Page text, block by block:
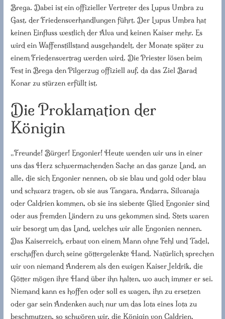
Brega. Dabei ist ein offizieller Vertreter des Lupus Umbra zu
Gast, der Friedensverhandlungen führt. Der Lupus Umbra hat
keinen Einfluss westlich der Alva und keinen Kaiser mehr. Es
wird ein Waffenstillstand ausgehandelt, der Monate später zu
einem Friedensvertrag werden wird. Die Priester lösen beim
Fest in Brega den Pilgerzug offiziell auf, da das Ziel Barad
Konar zu stürzen erfüllt ist.
Die Proklamation der
Königin
„Freunde! Bürger! Engonier! Heute wenden wir uns in einer
uns das Herz schwermachenden Sache an das ganze Land, an
alle, die sich Engonier nennen, ob sie blau und gold oder blau
und schwarz tragen, ob sie aus Tangara, Andarra, Silvanaja
oder Caldrien kommen, ob sie ins siebente Glied Engonier sind
oder aus fremden Ländern zu uns gekommen sind. Stets waren
wir besorgt um das Land, welches wir alle Engonien nennen.
Das Kaiserreich, erbaut von einem Mann ohne Fehl und Tadel,
erschaffen durch seine göttergelenkte Hand. Natürlich sprechen
wir von niemand Anderem als den ewigen Kaiser Jeldrik, die
Götter mögen ihre Hand über ihn halten, wo auch immer er sei.
Niemand kann es hoffen oder soll es wagen, ihn zu ersetzen
oder gar sein Andenken auch nur um das Iota eines Iota zu
beschmutzen, so schwören wir, die Königin von Caldrien.